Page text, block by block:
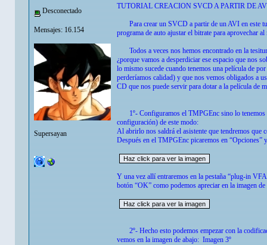
Desconectado
Mensajes: 16.154
Supersayan
TUTORIAL CREACION SVCD A PARTIR DE
Para crear un SVCD a partir de un AVI en este
programa de auto ajustar el bitrate para aprovechar
Todos a veces nos hemos encontrado en la
¿porque vamos a desperdiciar ese espacio que nos
lo mismo sucede cuando tenemos una película de
perderíamos calidad) y que nos vemos obligados a
CD que nos puede servir para dotar a la película de
1º- Configuramos el TMPGEnc sino lo tenemos ya
configuración) de este modo:
Al abrirlo nos saldrá el asistente que tendremos que
Después en el TMPGEnc picaremos en
Y una vez allí entraremos en la pestaña “plug-in
botón “OK” como podemos apreciar en la imagen
2º- Hecho esto podemos empezar con la
vemos en la imagen de abajo: Imagen 3º